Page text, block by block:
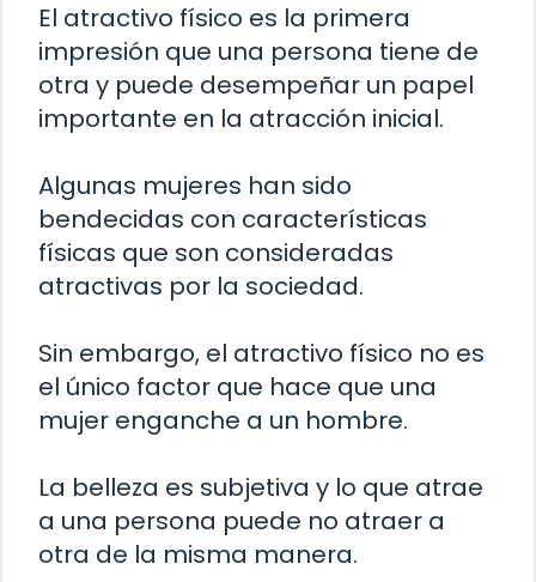
El atractivo físico es la primera
impresión que una persona tiene de
otra y puede desempeñar un papel
importante en la atracción inicial.
Algunas mujeres han sido
bendecidas con características
físicas que son consideradas
atractivas por la sociedad.
Sin embargo, el atractivo físico no es
el único factor que hace que una
mujer enganche a un hombre.
La belleza es subjetiva y lo que atrae
a una persona puede no atraer a
otra de la misma manera.